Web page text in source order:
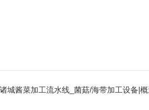
城酱菜加工流水线_菌菇/海带加工设备|